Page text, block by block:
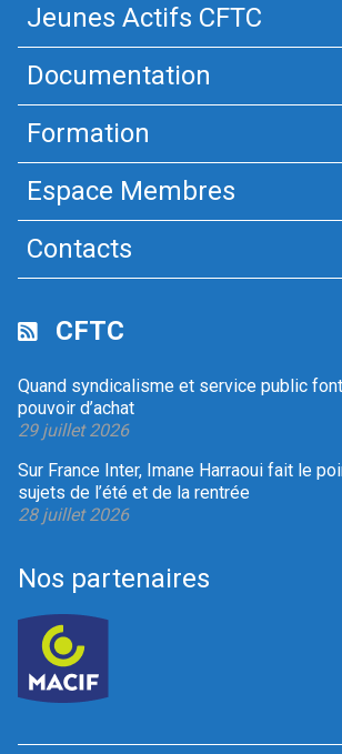
Jeunes Actifs CFTC
Documentation
Formation
Espace Membres
Contacts
CFTC
Quand syndicalisme et service public
pouvoir d’achat
29 juillet 2026
Sur France Inter, Imane Harraoui fait le
sujets de l’été et de la rentrée
28 juillet 2026
Nos partenaires